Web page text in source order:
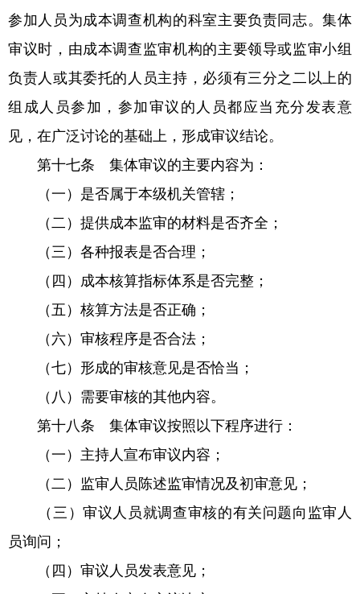
参加人员为成本调查机构的科室主要负责同志。集体
审议时，由成本调查监审机构的主要领导或监审小组
负责人或其委托的人员主持，必须有三分之二以上的
组成人员参加，参加审议的人员都应当充分发表意
见，在广泛讨论的基础上，形成审议结论。
第十七条 集体审议的主要内容为：
（一）是否属于本级机关管辖；
（二）提供成本监审的材料是否齐全；
（三）各种报表是否合理；
（四）成本核算指标体系是否完整；
（五）核算方法是否正确；
（六）审核程序是否合法；
（七）形成的审核意见是否恰当；
（八）需要审核的其他内容。
第十八条 集体审议按照以下程序进行：
（一）主持人宣布审议内容；
（二）监审人员陈述监审情况及初审意见；
（三）审议人员就调查审核的有关问题向监审人
员询问；
（四）审议人员发表意见；